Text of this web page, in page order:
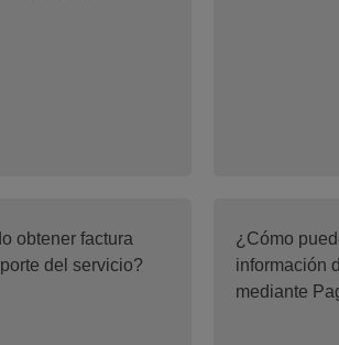
obtener factura
del servicio?
¿Cómo
información
mediante